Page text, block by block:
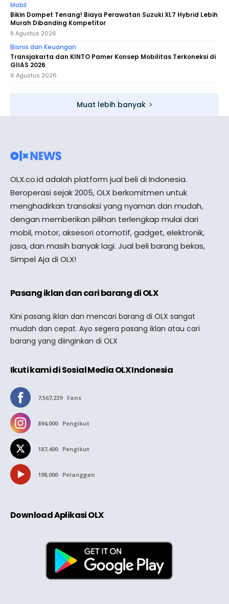
Mobil
Bikin Dompet Tenang! Biaya Perawatan Suzuki XL7 Hybrid Lebih
Murah Dibanding Kompetitor
8 Agustus 2026
Bisnis dan Keuangan
Transjakarta dan KINTO Pamer Konsep Mobilitas Terkoneksi di
GIIAS 2026
6 Agustus 2026
Muat lebih banyak
OLX.co.id adalah platform jual beli di Indonesia.
Beroperasi sejak 2005, OLX berkomitmen untuk
menghadirkan transaksi yang nyaman dan mudah,
dengan memberikan pilihan terlengkap mulai dari
mobil, motor, aksesori otomotif, gadget, elektronik,
jasa, dan masih banyak lagi. Jual beli barang bekas,
Simpel Aja di OLX!
Pasang iklan dan cari barang di OLX
Kini pasang iklan dan mencari barang di OLX sangat
mudah dan cepat. Ayo segera pasang iklan atau cari
barang yang diinginkan di OLX
Ikuti kami di Sosial Media OLX Indonesia
7,567,239 Fans
894,000 Pengikut
187,400 Pengikut
198,000 Pelanggan
Download Aplikasi OLX